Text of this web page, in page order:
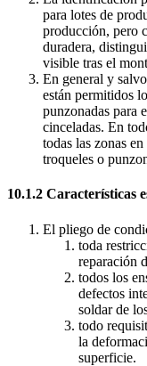
para lotes de
producción, pero
duradera,
visible tras el
En general y
están permitidos
punzonadas para
cinceladas. En
todas las zonas
troqueles o
10.1.2 Características
El pliego de
toda
reparación
todos los
defectos
soldar de
todo
la
superficie.